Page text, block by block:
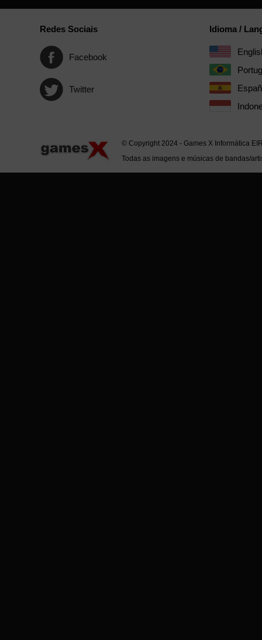
Redes Sociais
Facebook
Twitter
Idioma /
© Copyright 2024 - Games X Informática
Todas as imagens e músicas de bandas/